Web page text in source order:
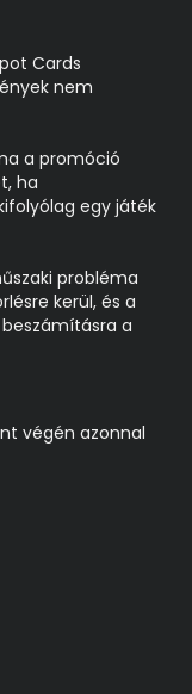
Cards
nem
a promóció
ha
egy játék
probléma
kerül, és a
a
végén azonnal